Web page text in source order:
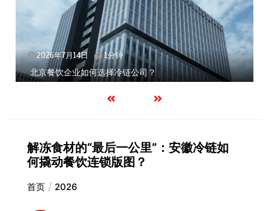
2026年7月14日 1分钟
北京餐饮企业如何选择冷链公司？
解冻食材的“最后一公里”：安徽冷链如
何撬动餐饮连锁版图？
首页 2026